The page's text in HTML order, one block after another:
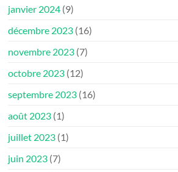
janvier 2024 (9)
décembre 2023 (16)
novembre 2023 (7)
octobre 2023 (12)
septembre 2023 (16)
août 2023 (1)
juillet 2023 (1)
juin 2023 (7)